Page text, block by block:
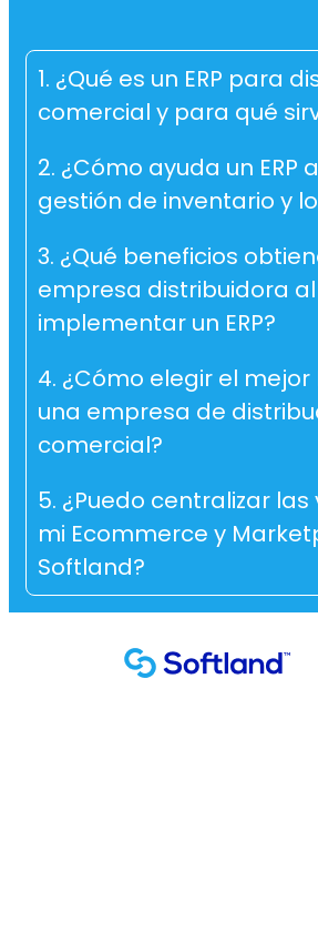
1. ¿Qué es un ERP para
comercial y para qué
2. ¿Cómo ayuda un ERP
gestión de inventario y
3. ¿Qué beneficios
empresa distribuidora al
implementar un ERP?
4. ¿Cómo elegir el mejor
una empresa de
comercial?
5. ¿Puedo centralizar
mi Ecommerce y
Softland?